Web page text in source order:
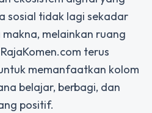
sosial tidak lagi sekadar
melainkan ruang
terus
memanfaatkan kolom
belajar, berbagi, dan
positif.